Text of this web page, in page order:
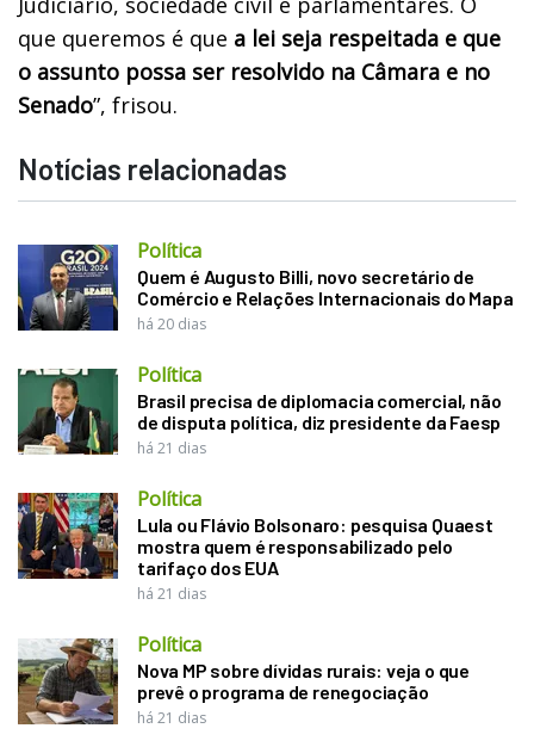
que queremos é que a lei seja respeitada e que
o assunto possa ser resolvido na Câmara e no
Senado”, frisou.
Notícias relacionadas
Política
Quem é Augusto Billi, novo secretário de
Comércio e Relações Internacionais do Mapa
há 20 dias
Política
Brasil precisa de diplomacia comercial, não
de disputa política, diz presidente da Faesp
há 21 dias
Política
Lula ou Flávio Bolsonaro: pesquisa Quaest
mostra quem é responsabilizado pelo
tarifaço dos EUA
há 21 dias
Política
Nova MP sobre dívidas rurais: veja o que
prevê o programa de renegociação
há 21 dias